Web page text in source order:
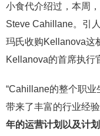
小食代介绍过，本周
Steve Cahillane。引
玛氏收购Kellanova这
Kellanova的首席执行
“Cahillane的整个职
带来了丰富的行业经验
年的运营计划以及计